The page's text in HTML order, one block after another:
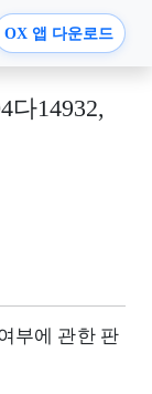
OX 앱 다운로드
다14932,
부에 관한 판